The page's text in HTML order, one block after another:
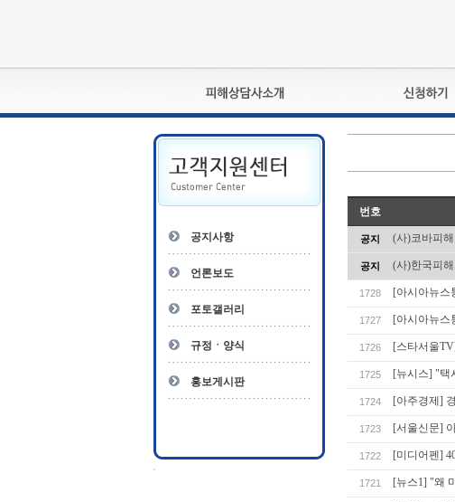
피해상담사란?
자격관리규정
상담사 자격증 확인
- 피해상담사 1급
- 전문수련감독자
- 전문수련기관
교육훈련
자격심사
자격복원
공지사항
언론보도
포토갤러리
규정ㆍ양식
홍보게시판
번호
공지 (사)코바피
공지 (사)한국피
1728 [아시아뉴
1727 [아시아뉴
1726 [스타서울
1725 [뉴시스] "택
1724 [아주경제]
1723 [서울신문]
1722 [미디어펜]
1721 [뉴스1] "왜